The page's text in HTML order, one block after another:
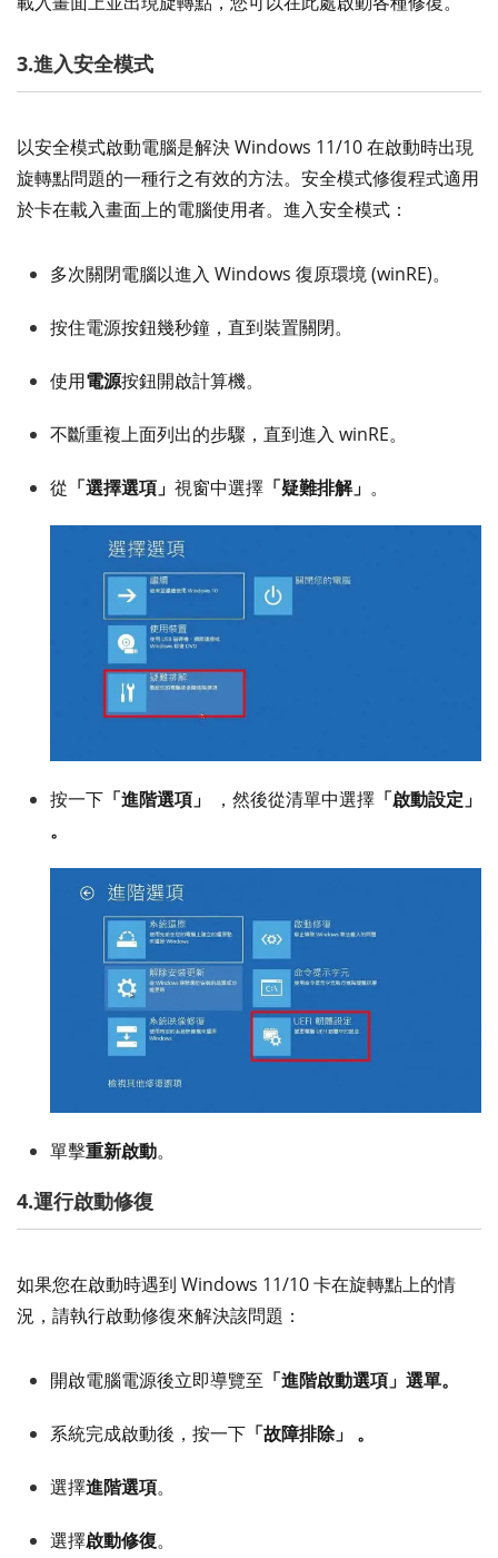
3.進入安全模式
以安全模式啟動電腦是解決 Windows 11/10 在啟動時出現
旋轉點問題的一種行之有效的方法。安全模式修復程式適用
於卡在載入畫面上的電腦使用者。進入安全模式：
多次關閉電腦以進入 Windows 復原環境 (winRE)。
按住電源按鈕幾秒鐘，直到裝置關閉。
使用電源按鈕開啟計算機。
不斷重複上面列出的步驟，直到進入 winRE。
從 「選擇選項」 視窗中選擇 「疑難排解」 。
按一下 「進階選項」 ，然後從清單中選擇 「啟動設定」
。
單擊重新啟動。
4.運行啟動修復
如果您在啟動時遇到 Windows 11/10 卡在旋轉點上的情
況，請執行啟動修復來解決該問題：
開啟電腦電源後立即導覽至 「進階啟動選項」選單。
系統完成啟動後，按一下 「故障排除」 。
選擇進階選項。
選擇啟動修復。